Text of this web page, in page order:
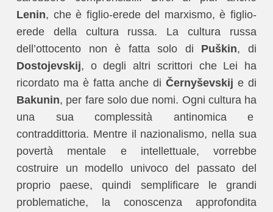
Lenin, che è figlio-erede del marxismo, è figlio-
erede della cultura russa. La cultura russa
dell’ottocento non è fatta solo di Puškin, di
Dostojevskij, o degli altri scrittori che Lei ha
ricordato ma è fatta anche di Černyševskij e di
Bakunin, per fare solo due nomi. Ogni cultura ha
una sua complessità antinomica e
contraddittoria. Mentre il nazionalismo, nella sua
povertà mentale e intellettuale, vorrebbe
costruire un modello univoco del passato del
proprio paese, quindi semplificare le grandi
problematiche, la conoscenza approfondita